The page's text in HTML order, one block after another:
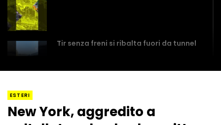
Tir senza freni si ribalta fuori da tunnel
ESTERI
New York, aggredito a